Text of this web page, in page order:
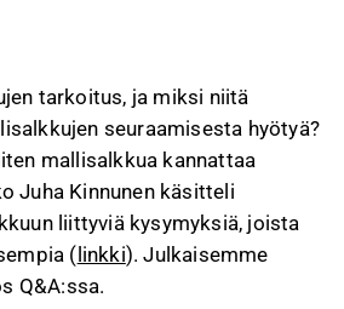
tarkoitus, ja miksi niitä
seuraamisesta hyötyä?
mallisalkkua kannattaa
Juha Kinnunen käsitteli
liittyviä kysymyksiä, joista
(linkki). Julkaisemme
Q&A:ssa.